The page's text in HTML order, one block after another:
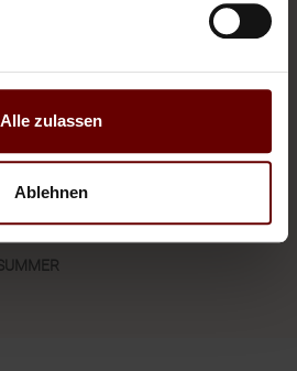
Alle zulassen
Ablehnen
the mountain and us!
old, whether at rafting or